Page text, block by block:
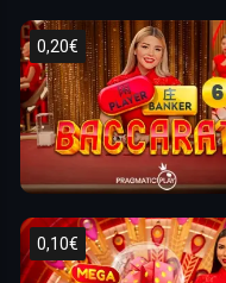
0,20€
0,10€